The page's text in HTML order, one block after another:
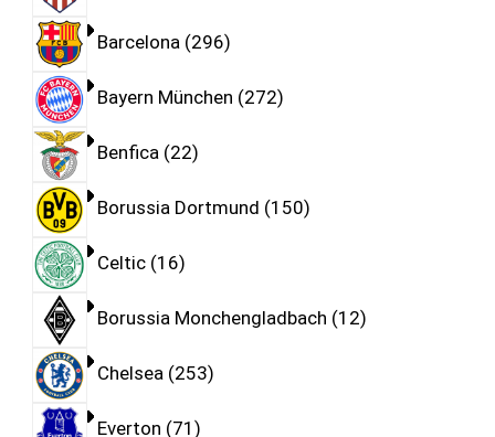
Barcelona 296
Bayern München 272
Benfica 22
Borussia Dortmund 150
Celtic 16
Borussia Monchengladbach 12
Chelsea 253
Everton 71